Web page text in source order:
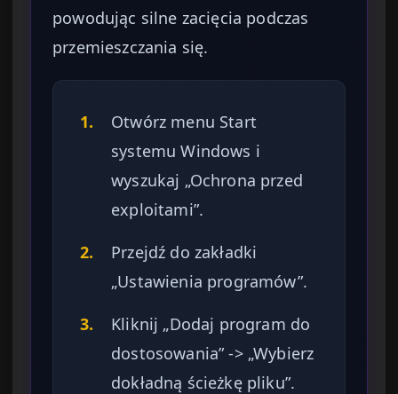
powodując silne zacięcia podczas
przemieszczania się.
1.
Otwórz menu Start
systemu Windows i
wyszukaj „Ochrona przed
exploitami”.
2.
Przejdź do zakładki
„Ustawienia programów”.
3.
Kliknij „Dodaj program do
dostosowania” -> „Wybierz
dokładną ścieżkę pliku”.